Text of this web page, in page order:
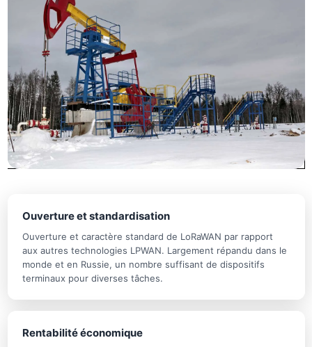
Ouverture et standardisation
Ouverture et caractère standard de LoRaWAN par rapport
aux autres technologies LPWAN. Largement répandu dans le
monde et en Russie, un nombre suffisant de dispositifs
terminaux pour diverses tâches.
Rentabilité économique